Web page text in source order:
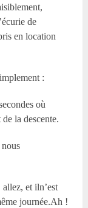
de
en location
:
où
la descente.
nous
et iln’est
journée.Ah !